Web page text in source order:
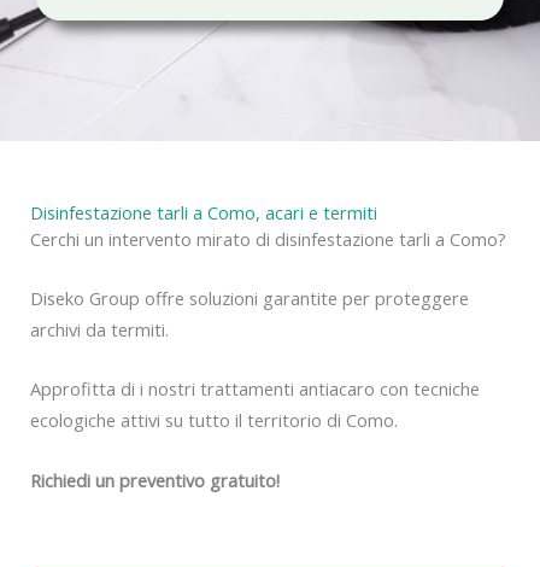
c
Disinfestazione tarli a Como, acari e termiti
Cerchi un intervento mirato di disinfestazione tarli a Como?
Diseko Group offre soluzioni garantite per proteggere
archivi da termiti.
Approfitta di i nostri trattamenti antiacaro con tecniche
ecologiche attivi su tutto il territorio di Como.
Richiedi un preventivo gratuito!